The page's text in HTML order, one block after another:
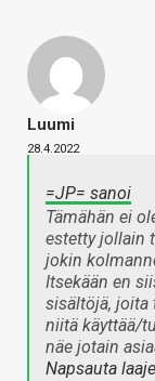
Luumi
28.4.2022
=JP= sanoi
Tämähän ei
estetty jollain
jokin
Itsekään en
sisältöjä, joita
niitä käyttää/
näe jotain
Napsauta